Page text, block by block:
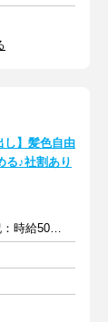
し】髪色自由
る♪社割あり
時給1140円～+交通費支給[土日祝：時給50円UP]